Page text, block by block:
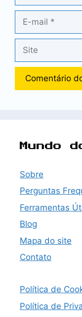
mail
Mundo
Sobre
Perguntas
Ferramentas
Blog
Mapa do site
Contato
Política de
Política de